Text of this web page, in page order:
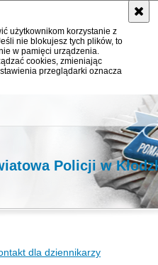
użytkownikom korzystanie z
nie blokujesz tych plików, to
w pamięci urządzenia.
cookies, zmieniając
przeglądarki oznacza
Policji w
dla dziennikarzy